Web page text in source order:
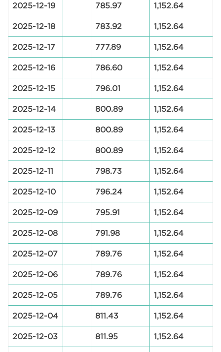
2025-12-19 785.97 1,152.64
2025-12-18 783.92 1,152.64
2025-12-17 777.89 1,152.64
2025-12-16 786.60 1,152.64
2025-12-15 796.01 1,152.64
2025-12-14 800.89 1,152.64
2025-12-13 800.89 1,152.64
2025-12-12 800.89 1,152.64
2025-12-11 798.73 1,152.64
2025-12-10 796.24 1,152.64
2025-12-09 795.91 1,152.64
2025-12-08 791.98 1,152.64
2025-12-07 789.76 1,152.64
2025-12-06 789.76 1,152.64
2025-12-05 789.76 1,152.64
2025-12-04 811.43 1,152.64
2025-12-03 811.95 1,152.64